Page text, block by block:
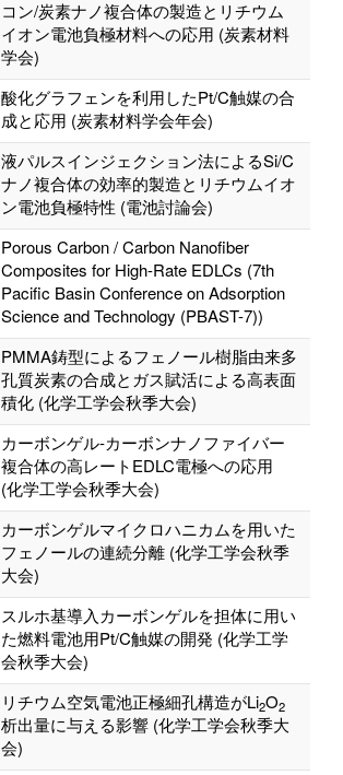
コン/炭素ナノ複合体の製造とリチウム
イオン電池負極材料への応用 (炭素材料
学会)
酸化グラフェンを利用したPt/C触媒の合
成と応用 (炭素材料学会年会)
液パルスインジェクション法によるSi/C
ナノ複合体の効率的製造とリチウムイオ
ン電池負極特性 (電池討論会)
Porous Carbon / Carbon Nanofiber
Composites for High-Rate EDLCs (7th
Pacific Basin Conference on Adsorption
Science and Technology (PBAST-7))
PMMA鋳型によるフェノール樹脂由来多
孔質炭素の合成とガス賦活による高表面
積化 (化学工学会秋季大会)
カーボンゲル‐カーボンナノファイバー
複合体の高レートEDLC電極への応用
(化学工学会秋季大会)
カーボンゲルマイクロハニカムを用いた
フェノールの連続分離 (化学工学会秋季
大会)
スルホ基導入カーボンゲルを担体に用い
た燃料電池用Pt/C触媒の開発 (化学工学
会秋季大会)
リチウム空気電池正極細孔構造がLi2O2
析出量に与える影響 (化学工学会秋季大
会)